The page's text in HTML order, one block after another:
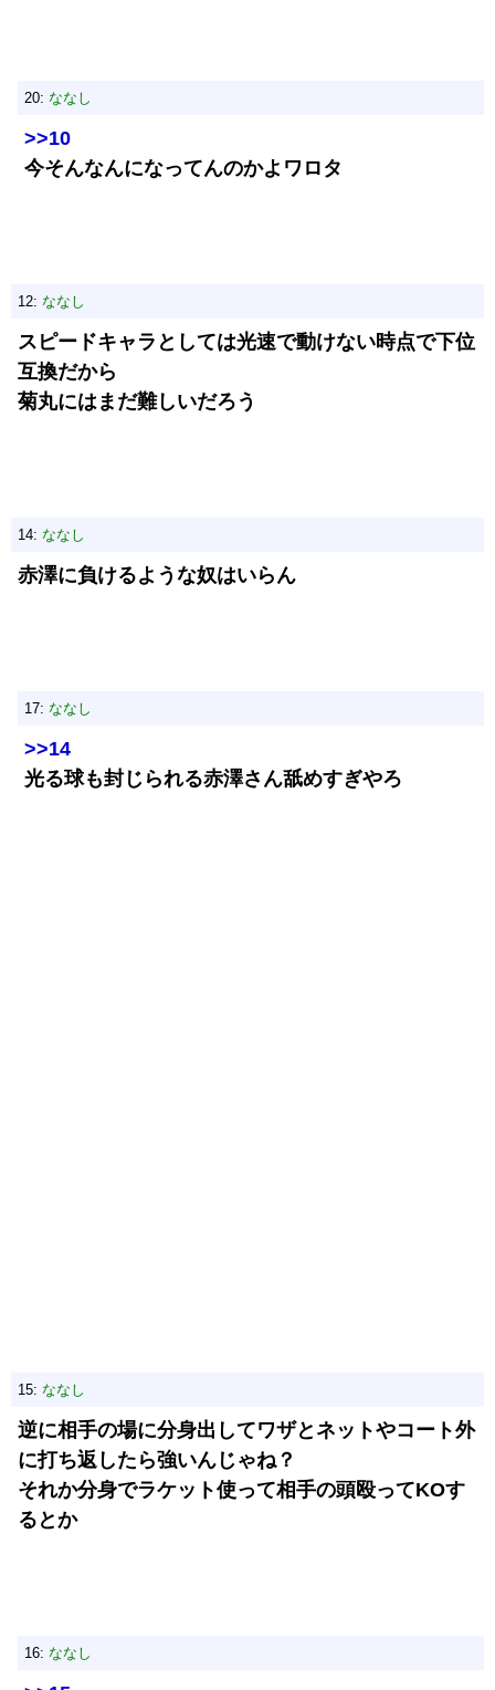
20: ななし
>>10
今そんなんになってんのかよワロタ
12: ななし
スピードキャラとしては光速で動けない時点で下位
互換だから
菊丸にはまだ難しいだろう
14: ななし
赤澤に負けるような奴はいらん
17: ななし
>>14
光る球も封じられる赤澤さん舐めすぎやろ
15: ななし
逆に相手の場に分身出してワザとネットやコート外
に打ち返したら強いんじゃね？
それか分身でラケット使って相手の頭殴ってKOす
るとか
16: ななし